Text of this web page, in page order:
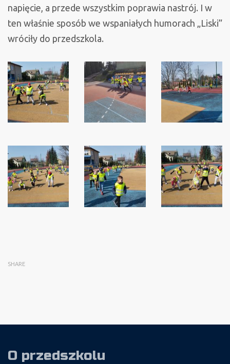
napięcie, a przede wszystkim poprawia nastrój. I w
ten właśnie sposób we wspaniałych humorach „Liski”
wróciły do przedszkola.
SHARE
O przedszkolu